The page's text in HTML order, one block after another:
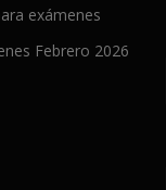
exámenes
Febrero 2026